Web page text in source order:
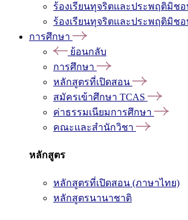
ร้องเรียนทุจริตและประพฤติมิชอ
ร้องเรียนทุจริตและประพฤติมิชอ
การศึกษา
ย้อนกลับ
การศึกษา
หลักสูตรที่เปิดสอน
สมัครเข้าศึกษา TCAS
ค่าธรรมเนียมการศึกษา
คณะและสำนักวิชา
หลักสูตร
หลักสูตรที่เปิดสอน (ภาษาไทย)
หลักสูตรนานาชาติ